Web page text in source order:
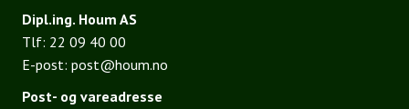
Dipl.ing. Houm AS
Tlf: 22 09 40 00
E-post: post@houm.no
Post- og vareadresse